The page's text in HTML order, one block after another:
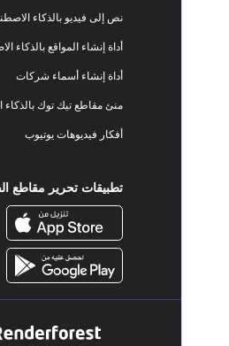
نص إلى فيديو بالذكاء الاصطناعي
أداة إنشاء المواقع بالذكاء الاصطناعي
أداة إنشاء أسماء شركات
منئ مقاطع تيك توك بالذكاء الاصطناعي
أفكار فيديوهات يوتيوب
تطبيقات تحرير مقاطع الفيديو